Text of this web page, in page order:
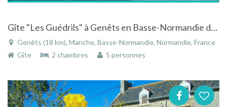
Gîte "Les Guédrils" à Genêts en Basse-Normandie dans un domaine de charme de 7 hectares
Genêts (18 km), Manche, Basse-Normandie, Normandie, France
Gîte
2 chambres 5 personnes